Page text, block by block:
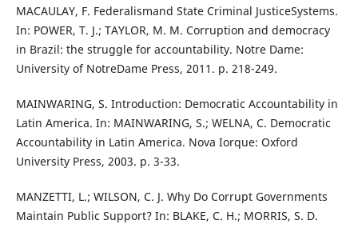
MACAULAY, F. Federalismand State Criminal JusticeSystems.
In: POWER, T. J.; TAYLOR, M. M. Corruption and democracy
in Brazil: the struggle for accountability. Notre Dame:
University of NotreDame Press, 2011. p. 218-249.
MAINWARING, S. Introduction: Democratic Accountability in
Latin America. In: MAINWARING, S.; WELNA, C. Democratic
Accountability in Latin America. Nova Iorque: Oxford
University Press, 2003. p. 3-33.
MANZETTI, L.; WILSON, C. J. Why Do Corrupt Governments
Maintain Public Support? In: BLAKE, C. H.; MORRIS, S. D.